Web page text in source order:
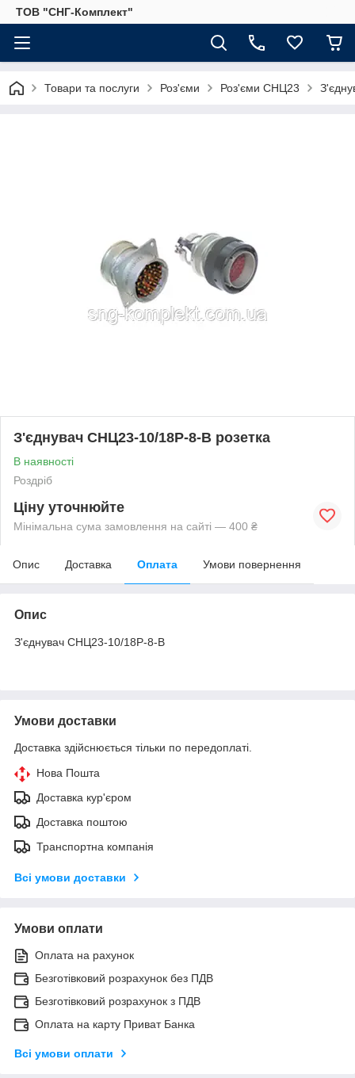
ТОВ "СНГ-Комплект"
Товари та послуги Роз'єми Роз'єми СНЦ23
З'єднувач СНЦ23-10/18Р-8-В розетка
В наявності
Роздріб
Ціну уточнюйте
Мінімальна сума замовлення на сайті — 400 ₴
Опис Доставка Оплата Умови повернення
Опис
З'єднувач СНЦ23-10/18Р-8-В
Умови доставки
Доставка здійснюється тільки по передоплаті.
Нова Пошта
Доставка кур'єром
Доставка поштою
Транспортна компанія
Всі умови доставки
Умови оплати
Оплата на рахунок
Безготівковий розрахунок без ПДВ
Безготівковий розрахунок з ПДВ
Оплата на карту Приват Банка
Всі умови оплати